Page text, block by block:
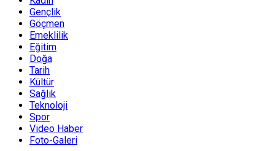
Gençlik
Göçmen
Emeklilik
Eğitim
Doğa
Tarih
Kültür
Sağlık
Teknoloji
Spor
Video Haber
Foto-Galeri